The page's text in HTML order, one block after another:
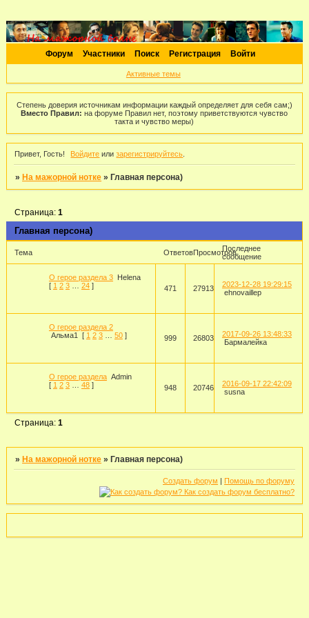
Форум Участники Поиск Регистрация Войти
Активные темы
Степень доверия источникам информации каждый определяет для себя сам;)
Вместо Правил: на форуме Правил нет, поэтому приветствуются чувство
такта и чувство меры)
Привет, Гость! Войдите илизарегистрируйтесь
» На мажорной нотке » Главная персона)
Главная персона)
Страница:1
Тема ОтветовПросмотровПоследнее
сообщение
О герое раздела 3 Helena
[ 1 2 3 24 ] 471 27913
2023-12-28 19:29:15
ehnovaillep
О герое раздела 2
Альма1
[ 1 2 3 50 ] 999 26803
2017-09-26 13:48:33
Бармалейка
О герое раздела Admin
[ 1 2 3 48 ] 948 20746
2016-09-17 22:42:09
susna
Страница:1
»На мажорной нотке »Главная персона)
Создать форум | Помощь по форуму